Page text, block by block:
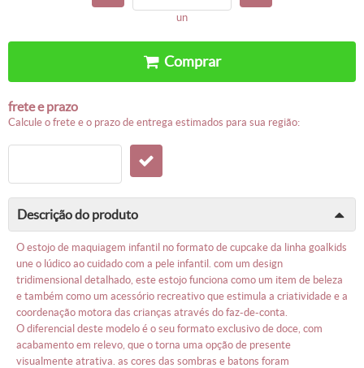
un
comprar
frete e prazo
calcule o frete e o prazo de entrega estimados para sua região:
descrição do produto
o estojo de maquiagem infantil no formato de cupcake da linha goalkids
une o lúdico ao cuidado com a pele infantil. com um design
tridimensional detalhado, este estojo funciona como um item de beleza
e também como um acessório recreativo que estimula a criatividade e a
coordenação motora das crianças através do faz-de-conta.
o diferencial deste modelo é o seu formato exclusivo de doce, com
acabamento em relevo, que o torna uma opção de presente
visualmente atrativa. as cores das sombras e batons foram